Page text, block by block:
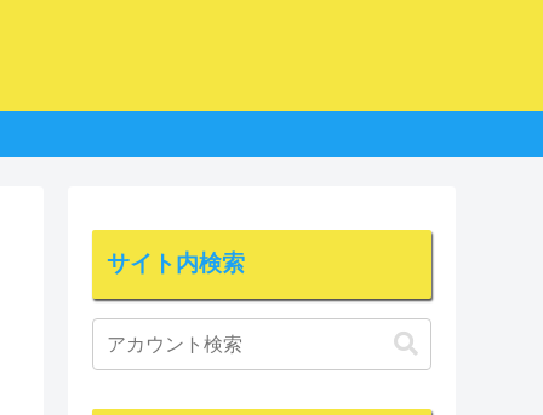
サイト内検索